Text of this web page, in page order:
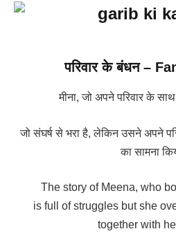
परिवार के बंधन –
मीना, जो अपने परिवार के
जो संघर्ष से भरा है, लेकिन उसने अपने
का सामना
The story of Meena, who
is full of struggles but she
together with